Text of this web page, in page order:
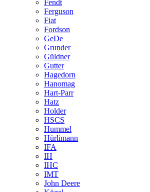
Fendt
Ferguson
Fiat
Fordson
GeDe
Grunder
Güldner
Gutter
Hagedorn
Hanomag
Hart-Parr
Hatz
Holder
HSCS
Hummel
Hürlimann
IFA
IH
IHC
IMT
John Deere